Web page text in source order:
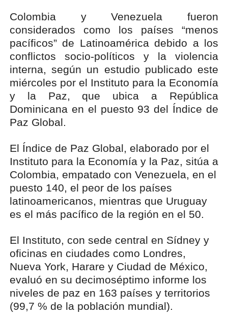
Colombia y Venezuela fueron
considerados como los países “menos
pacíficos” de Latinoamérica debido a los
conflictos socio-políticos y la violencia
interna, según un estudio publicado este
miércoles por el Instituto para la Economía
y la Paz, que ubica a República
Dominicana en el puesto 93 del Índice de
Paz Global.
El Índice de Paz Global, elaborado por el
Instituto para la Economía y la Paz, sitúa a
Colombia, empatado con Venezuela, en el
puesto 140, el peor de los países
latinoamericanos, mientras que Uruguay
es el más pacífico de la región en el 50.
El Instituto, con sede central en Sídney y
oficinas en ciudades como Londres,
Nueva York, Harare y Ciudad de México,
evaluó en su decimoséptimo informe los
niveles de paz en 163 países y territorios
(99,7 % de la población mundial).